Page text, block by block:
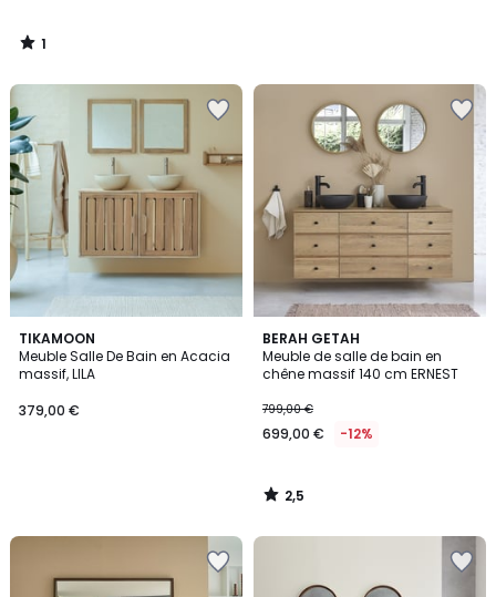
1
/
TIKAMOON
Meuble Salle De Bain en Acacia
massif, LILA
379,00 €
BERAH GETAH
Meuble de salle de bain en
chêne massif 140 cm ERNEST
799,00 €
699,00 € -12%
2,5
/ 5
2,5
/